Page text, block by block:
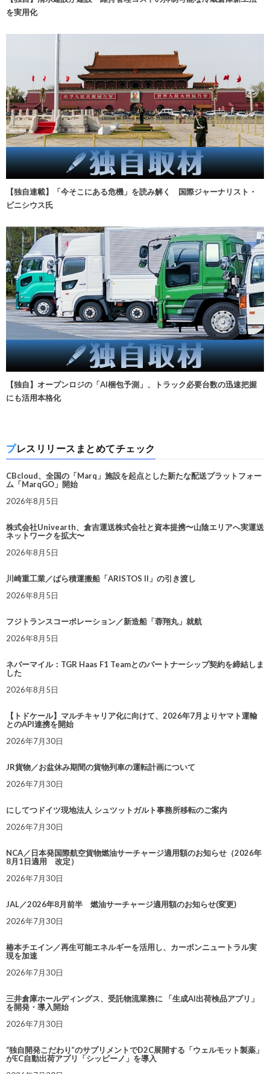
を実用化
【独自連載】「今そこにある危機」を読み解く 国際ジャーナリスト・
ビニシウス氏
【独自】オープンロジの「AI梱包予測」、トラック必要台数の迅速把握
にも活用本格化
プレスリリースまとめてチェック
CBcloud、全国の「Marq」施設を起点とした新たな配送プラットフォー
ム「MarqGO」開始
2026年8月5日
株式会社Univearth、倉吉運送株式会社と資本提携〜山陰エリアへ実運送
ネットワークを拡大〜
2026年8月5日
川崎重工業／ばら積運搬船「ARISTOS II」の引き渡し
2026年8月5日
フジトランスコーポレーション／新造船「蓉翔丸」就航
2026年8月5日
ネバーマイル：TGR Haas F1 Teamとのパートナーシップ契約を締結しま
した
2026年8月5日
【トドケール】マルチキャリア化に向けて、2026年7月よりヤマト運輸
とのAPI連携を開始
2026年7月30日
JR貨物／お盆休み期間の貨物列車の運転計画について
2026年7月30日
にしてつドイツ現地法人 シュツットガルト事務所移転のご案内
2026年7月30日
NCA／日本発国際航空貨物燃油サーチャージ適用額のお知らせ（2026年
8月1日適用 改定）
2026年7月30日
JAL／2026年8月前半 燃油サーチャージ適用額のお知らせ(変更)
2026年7月30日
椿本チエイン／再生可能エネルギーを活用し、カーボンニュートラル実
現を加速
2026年7月30日
三井倉庫ホールディングス、受託物流業務に 「生成AI出荷検品アプリ」
を開発・導入開始
2026年7月30日
“独自開発こだわり”のサプリメントでD2C展開する「ウェルモット製薬」
がEC自動出荷アプリ「シッピーノ」を導入